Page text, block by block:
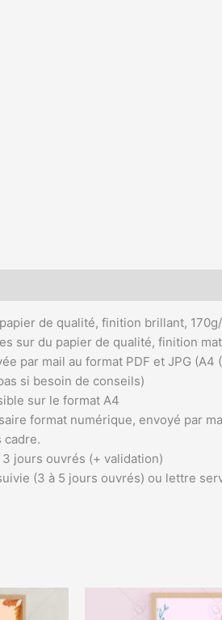
de qualité, finition brillant,
sur du papier de qualité, finition
par mail au format PDF et JPG
si besoin de conseils)
sur le format A4
format numérique, envoyé par
cadre.
jours ouvrés (+ validation)
(3 à 5 jours ouvrés) ou lettre
Plage
de
Ce